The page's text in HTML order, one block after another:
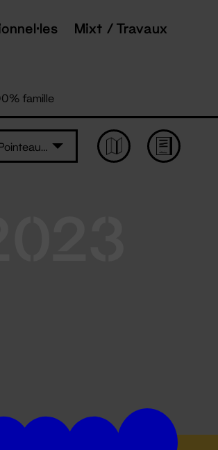
Mixt / Travaux
famille
Parc du Pointeau - Saint-Brévin-les-Pins